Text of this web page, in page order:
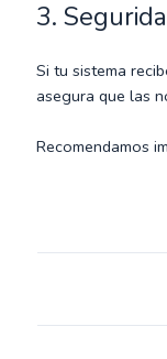
3.
Si tu sistema
asegura que las
Recomendamos